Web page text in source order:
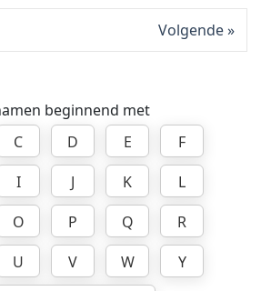
Volgende
beginnend met
C D E
F
I J K
L
O P Q
R
U V W
Y